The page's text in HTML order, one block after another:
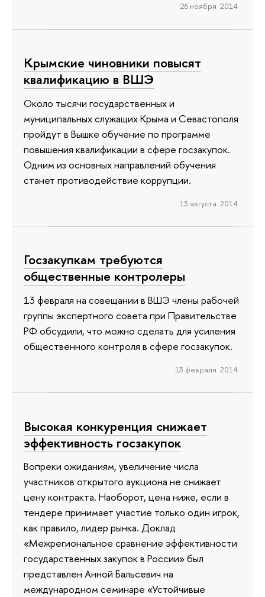
26 ноября 2014
Крымские чиновники повысят
квалификацию в ВШЭ
Около тысячи государственных и
муниципальных служащих Крыма и Севастополя
пройдут в Вышке обучение по программе
повышения квалификации в сфере госзакупок.
Одним из основных направлений обучения
станет противодействие коррупции.
13 августа 2014
Госзакупкам требуются
общественные контролеры
13 февраля на совещании в ВШЭ члены рабочей
группы экспертного совета при Правительстве
РФ обсудили, что можно сделать для усиления
общественного контроля в сфере госзакупок.
13 февраля 2014
Высокая конкуренция снижает
эффективность госзакупок
Вопреки ожиданиям, увеличение числа
участников открытого аукциона не снижает
цену контракта. Наоборот, цена ниже, если в
тендере принимает участие только один игрок,
как правило, лидер рынка. Доклад
«Межрегиональное сравнение эффективности
государственных закупок в России» был
представлен Анной Бальсевич на
международном семинаре «Устойчивые